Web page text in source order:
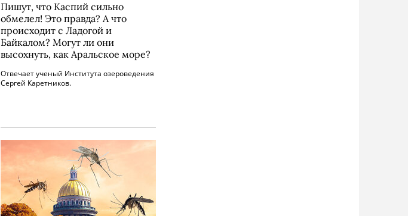
Пишут, что Каспий сильно
обмелел! Это правда? А что
происходит с Ладогой и
Байкалом? Могут ли они
высохнуть, как Аральское море?
Отвечает ученый Института озероведения
Сергей Каретников.